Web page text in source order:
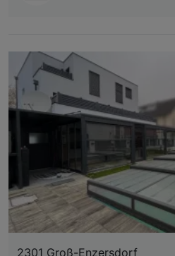
2301 Groß-Enzersdorf